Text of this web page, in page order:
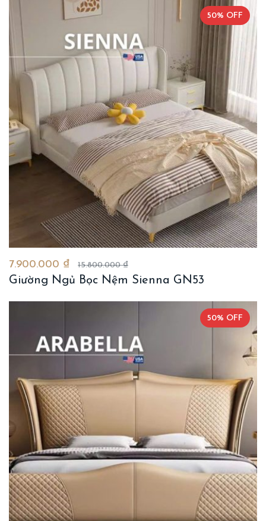
50% OFF
7.900.000 ₫ 15.800.000 ₫
Giường Ngủ Bọc Nệm Sienna GN53
50% OFF